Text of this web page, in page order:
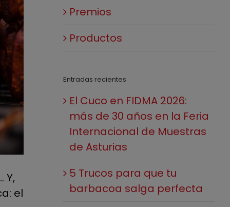
Y,
el
Premios
Productos
Entradas recientes
El Cuco en FIDMA 2026:
más de 30 años en la Feria
Internacional de Muestras
de Asturias
5 Trucos para que tu
barbacoa salga perfecta